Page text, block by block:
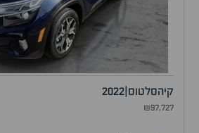
קיהסלטוס 2022
₪97,727